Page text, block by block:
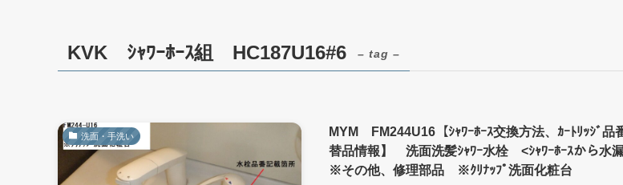
KVK ｼｬﾜｰﾎｰｽ組 HC187U16#6 – tag –
洗面・手洗い
MYM FM244U16【ｼｬﾜｰﾎｰｽ交換方法、ｶｰﾄﾘｯｼﾞ品
替品情報】 洗面洗髪ｼｬﾜｰ水栓 <ｼｬﾜｰﾎｰｽから
※その他、修理部品 ※ｸﾘﾅｯﾌﾟ洗面化粧台